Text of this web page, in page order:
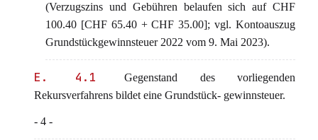
(Verzugszins und Gebühren belaufen sich auf CHF
100.40 [CHF 65.40 + CHF 35.00]; vgl. Kontoauszug
Grundstückgewinnsteuer 2022 vom 9. Mai 2023).
E. 4.1
Gegenstand des vorliegenden
Rekursverfahrens bildet eine Grundstück- gewinnsteuer.
- 4 -